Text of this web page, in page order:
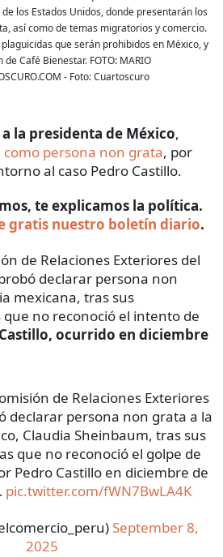
los Estados Unidos, donde presentarán los
así como de temas migratorios y comercio.
que serán prohibidos en México, y
Café Bienestar. FOTO: MARIO
- Foto:Cuartoscuro
a la presidenta de México,
persona non grata, por
al caso Pedro Castillo.
te explicamos la política.
gratis nuestro boletín diario.
de Relaciones Exteriores del
declarar persona non
mexicana, tras sus
que no reconoció el intento de
ocurrido en diciembre
de Relaciones Exteriores
declarar persona non grata a la
Claudia Sheinbaum, tras sus
que no reconoció el golpe de
Pedro Castillo en diciembre de
pic.twitter.com/fWN7BwLA4K
September 8,
2025